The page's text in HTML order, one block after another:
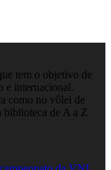
tem o objetivo de
e internacional.
como no vôlei de
biblioteca de A a Z